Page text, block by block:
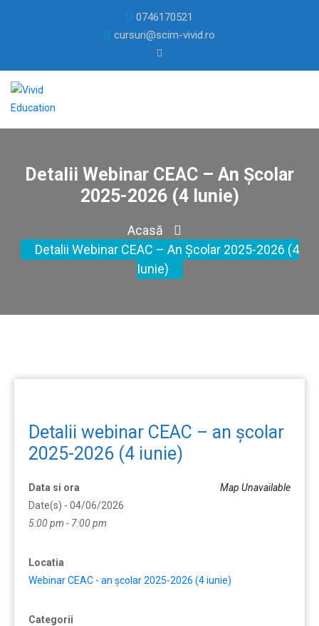
0746170521
cursuri@scim-vivid.ro
Detalii Webinar CEAC – An Școlar
2025-2026 (4 Iunie)
Acasă
Detalii Webinar CEAC – An Școlar 2025-2026 (4
Iunie)
Detalii webinar CEAC – an școlar
2025-2026 (4 iunie)
Map Unavailable
Data si ora
Date(s) - 04/06/2026
5:00 pm - 7:00 pm
Locatia
Webinar CEAC - an școlar 2025-2026 (4 iunie)
Categorii